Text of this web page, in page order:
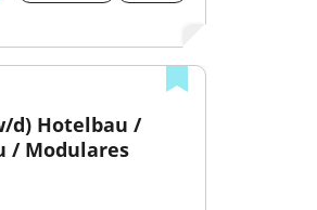
d) Hotelbau /
/ Modulares